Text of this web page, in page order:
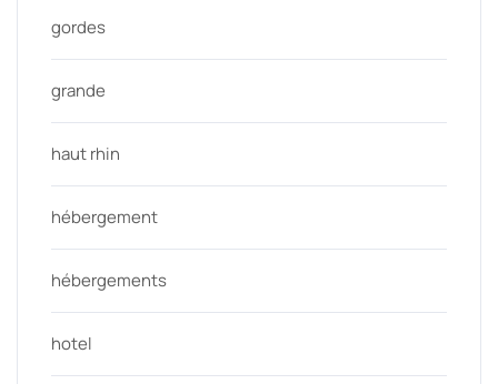
gordes
grande
haut rhin
hébergement
hébergements
hotel